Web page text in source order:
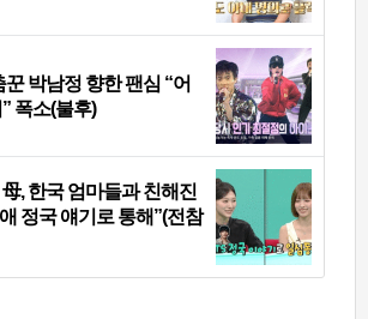
박남정 향한 팬심 “어
폭소(불후)
, 한국 엄마들과 친해진
정국 얘기로 통해”(전참